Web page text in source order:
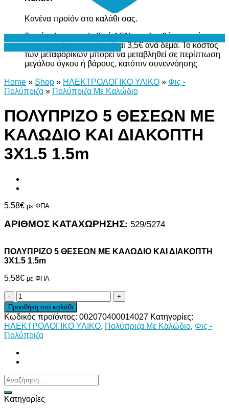
Κανένα προϊόν στο καλάθι σας.
Το σύνολο του καλαθιού ΔΕΝ περιλαμβάνει το κόστος
μεταφορικών, το οποίο είναι 3,5€ ανά δέμα. Το κόστος
των μεταφορικών μπορεί να μεταβληθεί σε περίπτωση
μεγάλου όγκου ή βάρους, κατόπιν συνεννόησης
Home » Shop » ΗΛΕΚΤΡΟΛΟΓΙΚΟ ΥΛΙΚΟ » Φις -
Πολύπριζα » Πολύπριζα Με Καλώδιο
ΠΟΛΥΠΡΙΖΟ 5 ΘΕΣΕΩΝ ΜΕ
ΚΑΛΩΔΙΟ ΚΑΙ ΔΙΑΚΟΠΤΗ
3Χ1.5 1.5m
5,58€ με ΦΠΑ
ΑΡΙΘΜΟΣ ΚΑΤΑΧΩΡΗΣΗΣ: 529/5274
ΠΟΛΥΠΡΙΖΟ 5 ΘΕΣΕΩΝ ΜΕ ΚΑΛΩΔΙΟ ΚΑΙ ΔΙΑΚΟΠΤΗ
3Χ1.5 1.5m
5,58€ με ΦΠΑ
ΠΟΛΥΠΡΙΖΟ
5
ΘΕΣΕΩΝ
ΜΕ
ΚΑΛΩΔΙΟ
ΚΑΙ
ΔΙΑΚΟΠΤΗ
3Χ1.5
ποσότητα
Προσθήκη στο καλάθι
Κωδικός προϊόντος: 002070400014027 Κατηγορίες:
ΗΛΕΚΤΡΟΛΟΓΙΚΟ ΥΛΙΚΟ, Πολύπριζα Με Καλώδιο, Φις -
Πολύπριζα
Αναζήτηση
για:
Κατηγορίες